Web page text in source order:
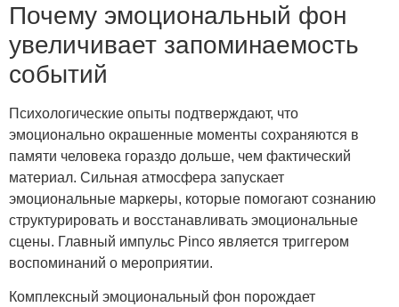
Почему эмоциональный фон
увеличивает запоминаемость
событий
Психологические опыты подтверждают, что
эмоционально окрашенные моменты сохраняются в
памяти человека гораздо дольше, чем фактический
материал. Сильная атмосфера запускает
эмоциональные маркеры, которые помогают сознанию
структурировать и восстанавливать эмоциональные
сцены. Главный импульс Pinco является триггером
воспоминаний о мероприятии.
Комплексный эмоциональный фон порождает